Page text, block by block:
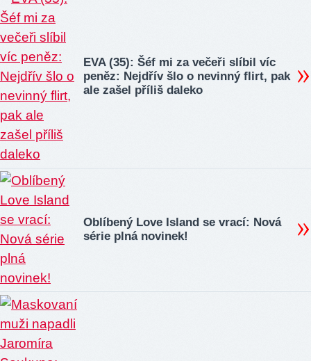
EVA (35): Šéf mi za večeři slíbil víc
peněz: Nejdřív šlo o nevinný flirt, pak
ale zašel příliš daleko
Oblíbený Love Island se vrací: Nová
série plná novinek!